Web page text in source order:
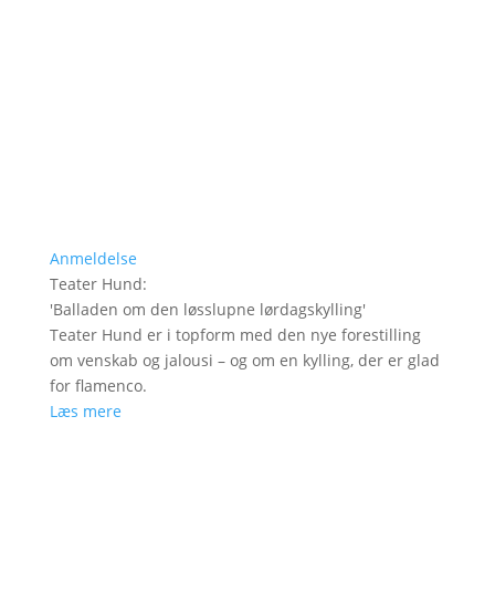
Anmeldelse
Teater Hund:
'Balladen om den løsslupne lørdagskylling'
Teater Hund er i topform med den nye forestilling
om venskab og jalousi – og om en kylling, der er glad
for flamenco.
Læs mere